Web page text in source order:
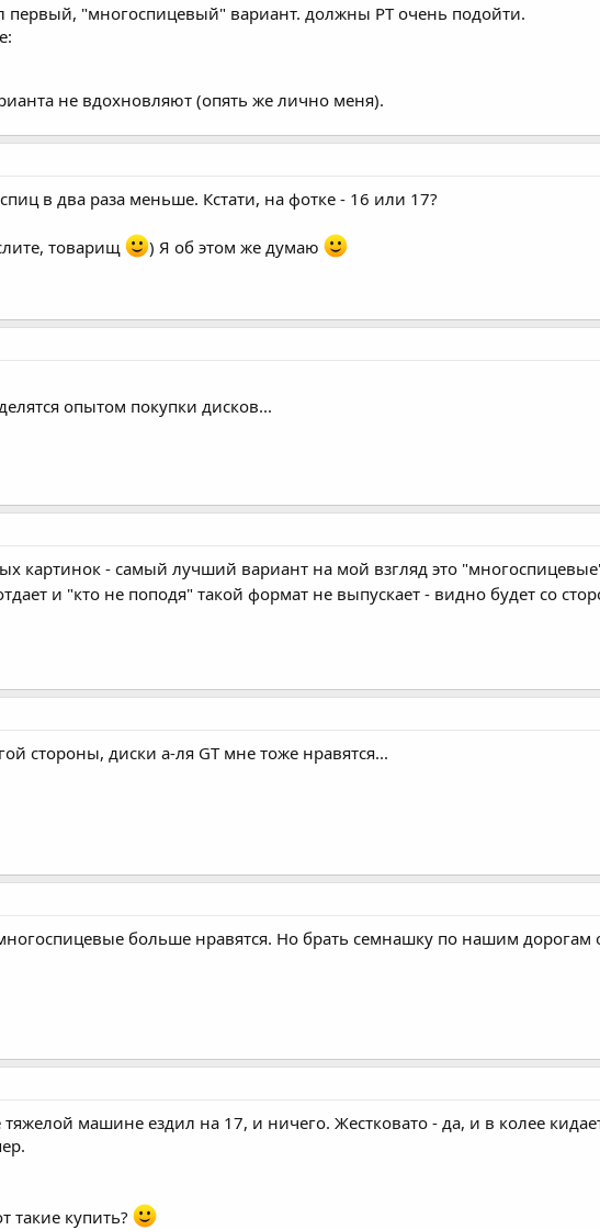
первый, "многоспицевый" вариант. должны РТ очень подойти.
не вдохновляют (опять же лично меня).
в два раза меньше. Кстати, на фотке - 16 или 17?
товарищ ) Я об этом же думаю
опытом покупки дисков...
картинок - самый лучший вариант на мой взгляд это
и "кто не поподя" такой формат не выпускает - видно будет со
стороны, диски а-ля GT мне тоже нравятся...
больше нравятся. Но брать семнашку по нашим
машине ездил на 17, и ничего. Жестковато - да, и в колее
такие купить?